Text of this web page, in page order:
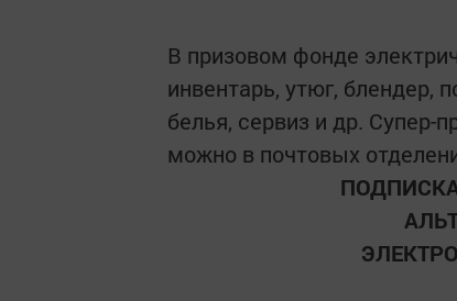
В призовом фонде
инвентарь, утюг, блендер,
белья, сервиз и др. Супер-
можно в почтовых